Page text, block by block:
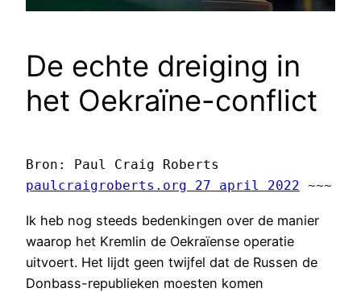
De echte dreiging in
het Oekraïne-conflict
paulcraigroberts.org 27 april 2022 ~~~
Ik heb nog steeds bedenkingen over de manier
waarop het Kremlin de Oekraïense operatie
uitvoert. Het lijdt geen twijfel dat de Russen de
Donbass-republieken moesten komen